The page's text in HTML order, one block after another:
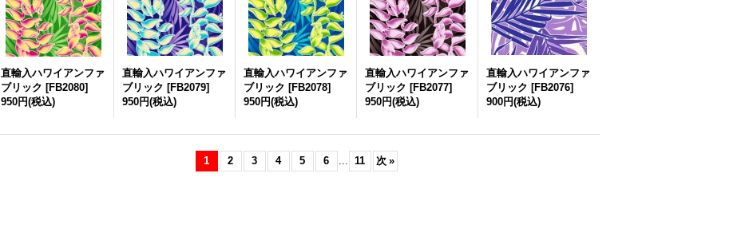
直輸入ハワイアンファ
ブリック [FB2080]
950円(税込)
直輸入ハワイアンファ
ブリック [FB2079]
950円(税込)
直輸入ハワイアンファ
ブリック [FB2078]
950円(税込)
直輸入ハワイアンファ
ブリック [FB2077]
950円(税込)
直輸入ハワイアンファ
ブリック [FB2076]
900円(税込)
1 2 3 4 5 6 ... 11 次 »